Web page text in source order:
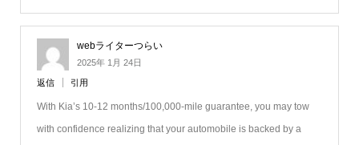
webライターつらい
2025年 1月 24日
返信 引用
With Kia’s 10-12 months/100,000-mile guarantee, you may tow
with confidence realizing that your automobile is backed by a